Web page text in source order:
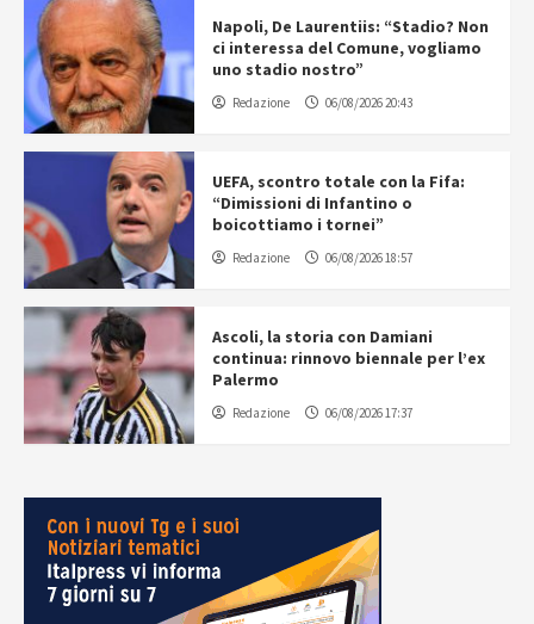
Napoli, De Laurentiis: “Stadio? Non
ci interessa del Comune, vogliamo
uno stadio nostro”
Redazione 06/08/2026 20:43
UEFA, scontro totale con la Fifa:
“Dimissioni di Infantino o
boicottiamo i tornei”
Redazione 06/08/2026 18:57
Ascoli, la storia con Damiani
continua: rinnovo biennale per l’ex
Palermo
Redazione 06/08/2026 17:37